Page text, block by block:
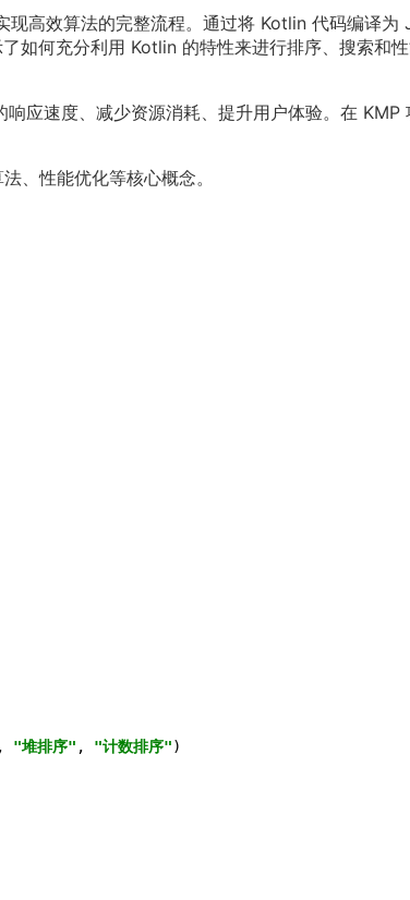
高效算法的完整流程。通过将 Kotlin 代码编译为
如何充分利用 Kotlin 的特性来进行排序、搜索和
应速度、减少资源消耗、提升用户体验。在 KMP
、性能优化等核心概念。
, "堆排序" , "计数排序")